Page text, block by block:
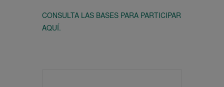
CONSULTA LAS BASES PARA PARTICIPAR
AQUÍ.